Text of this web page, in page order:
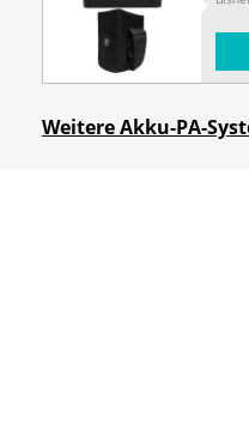
Weitere Akku-PA-